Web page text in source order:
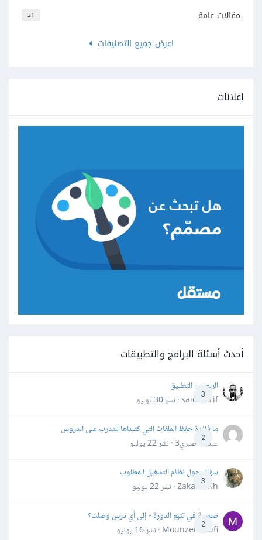
21
مقالات عامة
اعرض جميع التصنيفات
إعلانات
أحدث أسئلة البرامج والتطبيقات
3
الربح من التطبيق
said darif · نشر
30 يوليو
2
ما فائدة حفظ الملفات التي كتبناها للتدرب على الدروس
عبدالله صبري3 · نشر
22 يوليو
3
سؤال حول نظام التشغيل المطلوب
Zakaria Kh · نشر
22 يوليو
2
صعوبة في تتبع الدورة - إلى أي درس وصلت؟
Mounzer Soufi · نشر
16 يونيو